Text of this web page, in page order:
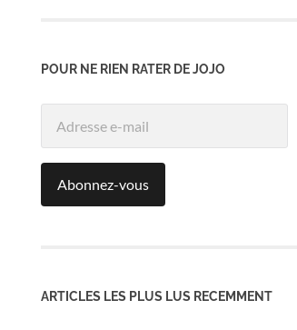
POUR NE RIEN RATER DE JOJO
Abonnez-vous
ARTICLES LES PLUS LUS RECEMMENT